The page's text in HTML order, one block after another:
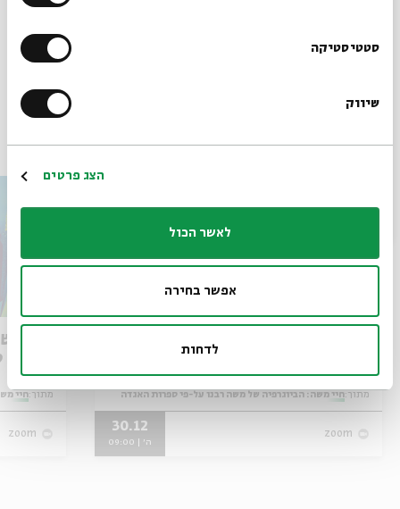
סטטיסטיקה
שיווק
הצג פרטים
לאשר הכול
אפשר בחירה
לדחות
ZOOM שיעור
אירועים נוספים בסדרה
רבנו על-פי ספרות האגדה - מפגש
מס' 5
מתוך:חיי משה: הביוגרפיה של משה רבנו על-פי ספרות האגדה
zoom
30.12
ה' | 09:00
חיי
על-
4
מתוך:חיי
zoom